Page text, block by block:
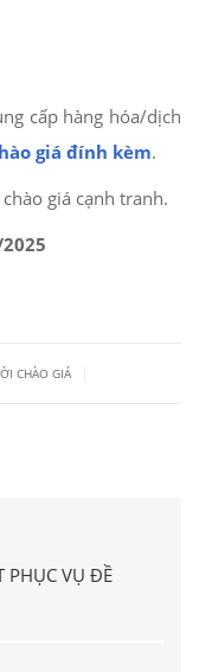
cấp hàng hóa/dịch
giá đính kèm.
giá cạnh tranh.
CHÀO GIÁ
PHỤC VỤ ĐỀ